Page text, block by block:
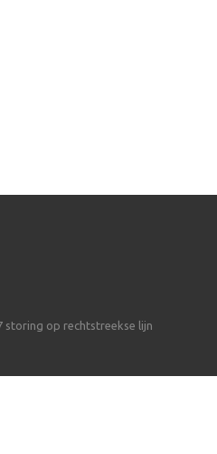
storing op rechtstreekse lijn